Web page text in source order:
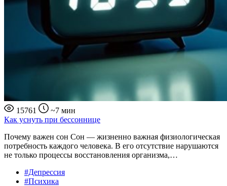
15761
~7 мин
Как уснуть при бессоннице
Почему важен сон Сон — жизненно важная физиологическая
потребность каждого человека. В его отсутствие нарушаются
не только процессы восстановления организма,…
#Депрессия
#Психика